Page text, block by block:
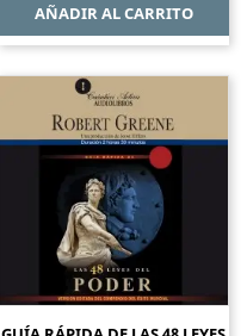
AÑADIR AL CARRITO